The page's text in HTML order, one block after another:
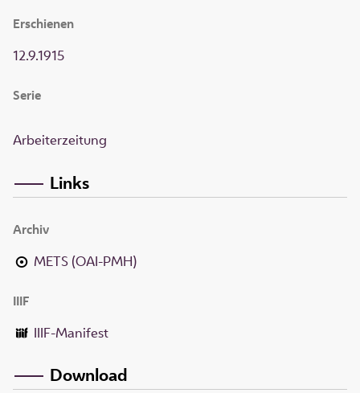
Erschienen
12.9.1915
Serie
Arbeiterzeitung
Links
Archiv
METS (OAI-PMH)
IIIF
IIIF-Manifest
Download